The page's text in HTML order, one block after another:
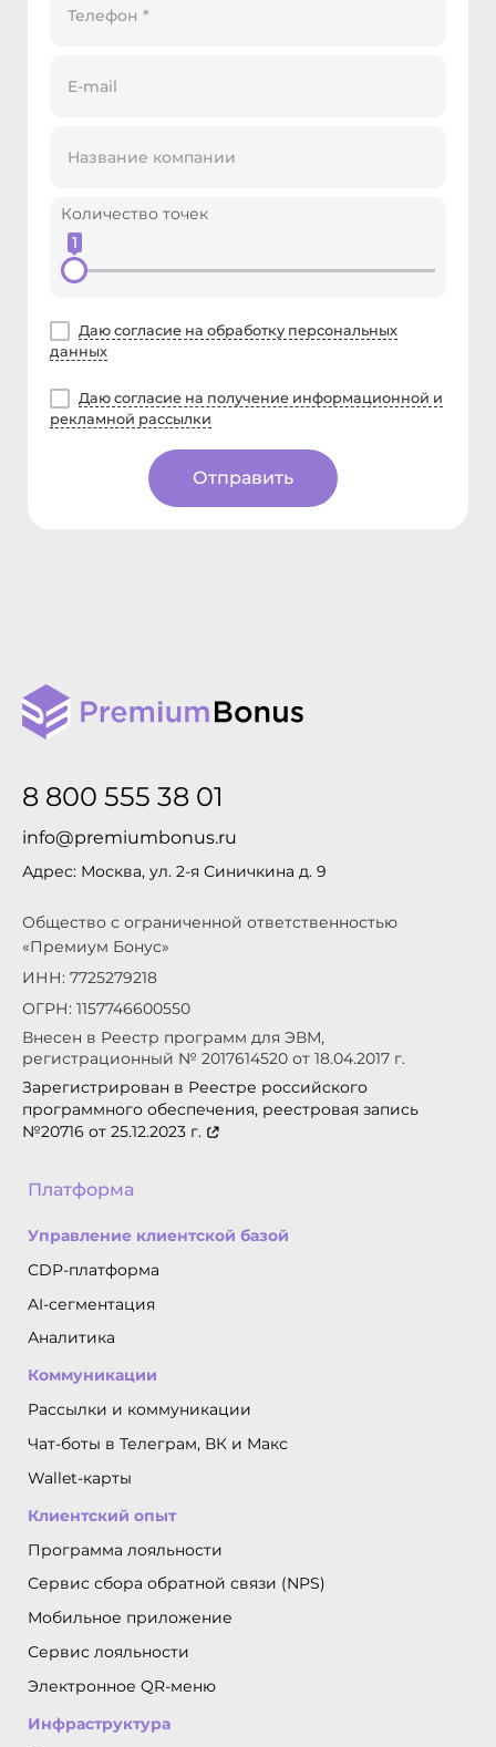
Количество точек
1
Даю согласие на обработку персональных
данных
Даю согласие на получение информационной и
рекламной рассылки
Отправить
8 800 555 38 01
info@premiumbonus.ru
Адрес: Москва, ул. 2-я Синичкина д. 9
Общество с ограниченной ответственностью
«Премиум Бонус»
ИНН: 7725279218
ОГРН: 1157746600550
Внесен в Реестр программ для ЭВМ,
регистрационный № 2017614520 от 18.04.2017 г.
Зарегистрирован в Реестре российского
программного обеспечения, реестровая запись
№20716 от 25.12.2023 г.
Платформа
Управление клиентской базой
CDP-платформа
AI-сегментация
Аналитика
Коммуникации
Рассылки и коммуникации
Чат-боты в Телеграм, ВК и Макс
Wallet-карты
Клиентский опыт
Программа лояльности
Сервис сбора обратной связи (NPS)
Мобильное приложение
Сервис лояльности
Электронное QR-меню
Инфраструктура